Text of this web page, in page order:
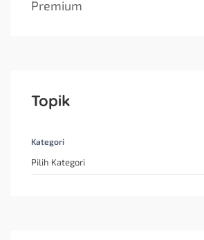
Premium
Topik
Kategori